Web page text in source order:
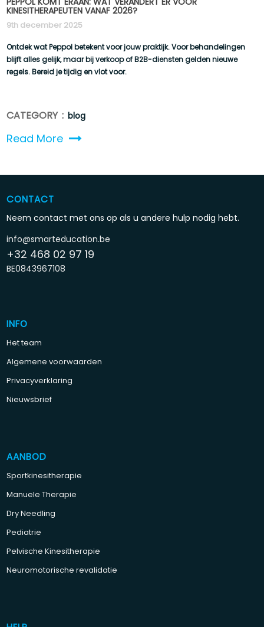
KINESITHERAPEUTEN VANAF 2026?
9th december 2025
Ontdek wat Peppol betekent voor jouw praktijk. Voor behandelingen
blijft alles gelijk, maar bij verkoop of B2B-diensten gelden nieuwe
regels. Bereid je tijdig en vlot voor.
CATEGORY :blog
Read More
CONTACT
Neem contact met ons op als u andere hulp nodig hebt.
info@smarteducation.be
+32 468 02 97 19
BE0843967108
INFO
Het team
Algemene voorwaarden
Privacyverklaring
Nieuwsbrief
AANBOD
Sportkinesitherapie
Manuele Therapie
Dry Needling
Pediatrie
Pelvische Kinesitherapie
Neuromotorische revalidatie